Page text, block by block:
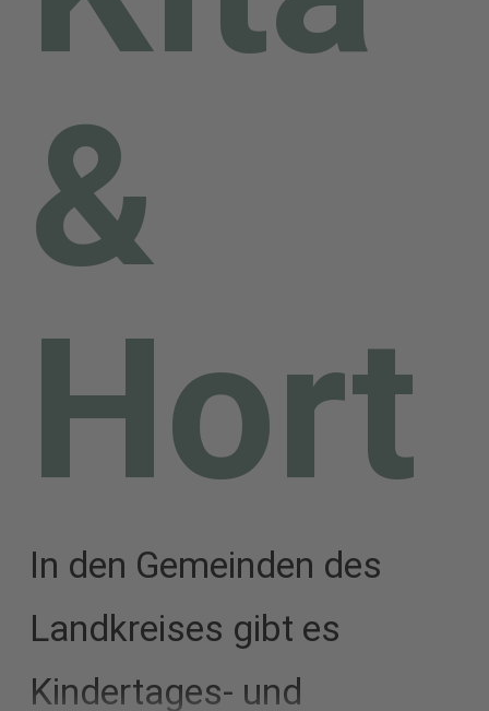
wird,
hängt
in
großem
Maß
&
Hort
In den Gemeinden des
Landkreises gibt es
Kindertages- und